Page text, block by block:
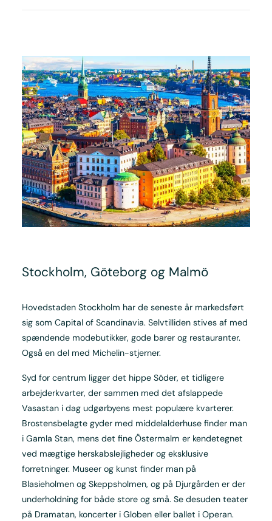
Stockholm, Göteborg og Malmö
Hovedstaden Stockholm har de seneste år markedsført
sig som Capital of Scandinavia. Selvtilliden stives af med
spændende modebutikker, gode barer og restauranter.
Også en del med Michelin-stjerner.
Syd for centrum ligger det hippe Söder, et tidligere
arbejderkvarter, der sammen med det afslappede
Vasastan i dag udgørbyens mest populære kvarterer.
Brostensbelagte gyder med middelalderhuse finder man
i Gamla Stan, mens det fine Östermalm er kendetegnet
ved mægtige herskabslejligheder og eksklusive
forretninger. Museer og kunst finder man på
Blasieholmen og Skeppsholmen, og på Djurgården er der
underholdning for både store og små. Se desuden teater
på Dramatan, koncerter i Globen eller ballet i Operan.